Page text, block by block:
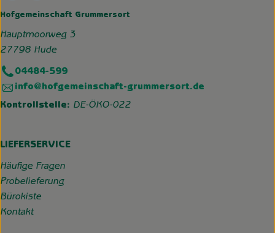
Hofgemeinschaft Grummersort
Hauptmoorweg 3
27798 Hude
04484-599
info@hofgemeinschaft-grummersort.de
Kontrollstelle: DE-ÖKO-022
LIEFERSERVICE
Häufige Fragen
Probelieferung
Bürokiste
Kontakt